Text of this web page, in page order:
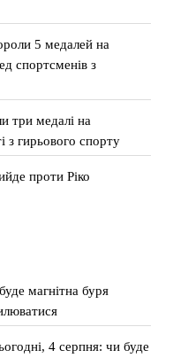
5 медалей на
спортсменів з
медалі на
з гирьового спорту
проти Ріко
магнітна буря
4 серпня: чи буде